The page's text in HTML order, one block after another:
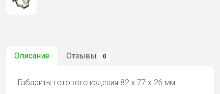
Описание Отзывы 0
Габариты готового изделия 82 х 77 х 26 мм.